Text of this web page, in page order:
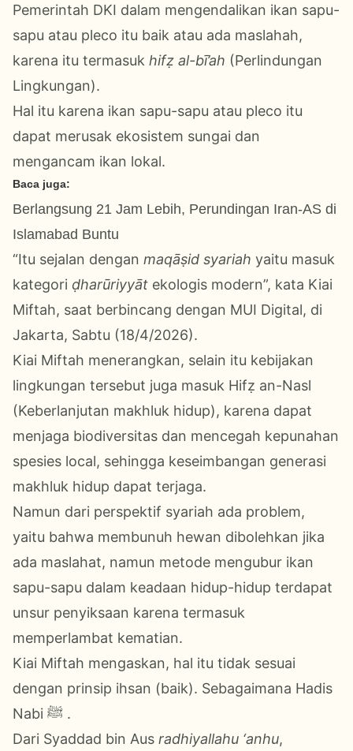
Pemerintah DKI dalam mengendalikan ikan sapu-
sapu atau pleco itu baik atau ada maslahah,
karena itu termasuk hifẓ al-bī’ah (Perlindungan
Lingkungan).
Hal itu karena ikan sapu-sapu atau pleco itu
dapat merusak ekosistem sungai dan
mengancam ikan lokal.
Baca juga:
Berlangsung 21 Jam Lebih, Perundingan Iran-AS di
Islamabad Buntu
“Itu sejalan dengan maqāṣid syariah yaitu masuk
kategori ḍharūriyyāt ekologis modern”, kata Kiai
Miftah, saat berbincang dengan MUI Digital, di
Jakarta, Sabtu (18/4/2026).
Kiai Miftah menerangkan, selain itu kebijakan
lingkungan tersebut juga masuk Hifẓ an-Nasl
(Keberlanjutan makhluk hidup), karena dapat
menjaga biodiversitas dan mencegah kepunahan
spesies local, sehingga keseimbangan generasi
makhluk hidup dapat terjaga.
Namun dari perspektif syariah ada problem,
yaitu bahwa membunuh hewan dibolehkan jika
ada maslahat, namun metode mengubur ikan
sapu-sapu dalam keadaan hidup-hidup terdapat
unsur penyiksaan karena termasuk
memperlambat kematian.
Kiai Miftah mengaskan, hal itu tidak sesuai
dengan prinsip ihsan (baik). Sebagaimana Hadis
Nabi ﷺ .
Dari Syaddad bin Aus radhiyallahu ‘anhu,